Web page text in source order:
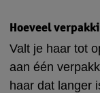
Hoeveel
Valt je haar tot
aan één
haar dat langer